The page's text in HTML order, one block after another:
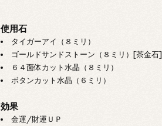
使用石
タイガーアイ（８ミリ）
ゴールドサンドストーン（８ミリ）[茶金石]
６４面体カット水晶（８ミリ）
ボタンカット水晶（６ミリ）
効果
金運/財運ＵＰ